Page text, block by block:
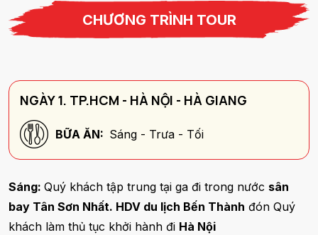
CHƯƠNG TRÌNH TOUR
NGÀY 1. TP.HCM - HÀ NỘI - HÀ GIANG
BỮA ĂN: Sáng - Trưa - Tối
Sáng: Quý khách tập trung tại ga đi trong nước sân
bay Tân Sơn Nhất. HDV du lịch Bến Thành đón Quý
khách làm thủ tục khởi hành đi Hà Nội